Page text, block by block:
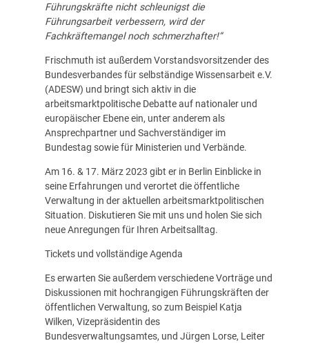
Führungskräfte nicht schleunigst die
Führungsarbeit verbessern, wird der
Fachkräftemangel noch schmerzhafter!“
Frischmuth ist außerdem Vorstandsvorsitzender des
Bundesverbandes für selbständige Wissensarbeit e.V.
(ADESW) und bringt sich aktiv in die
arbeitsmarktpolitische Debatte auf nationaler und
europäischer Ebene ein, unter anderem als
Ansprechpartner und Sachverständiger im
Bundestag sowie für Ministerien und Verbände.
Am 16. & 17. März 2023 gibt er in Berlin Einblicke in
seine Erfahrungen und verortet die öffentliche
Verwaltung in der aktuellen arbeitsmarktpolitischen
Situation. Diskutieren Sie mit uns und holen Sie sich
neue Anregungen für Ihren Arbeitsalltag.
Tickets und vollständige Agenda
Es erwarten Sie außerdem verschiedene Vorträge und
Diskussionen mit hochrangigen Führungskräften der
öffentlichen Verwaltung, so zum Beispiel Katja
Wilken, Vizepräsidentin des
Bundesverwaltungsamtes, und Jürgen Lorse, Leiter